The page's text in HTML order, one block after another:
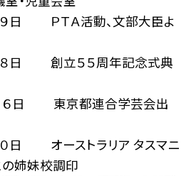
日 ＰＴＡ活動、文部大臣よ
日 創立５５周年記念式典
日 東京都連合学芸会出
日 オーストラリア タスマニ
姉妹校調印